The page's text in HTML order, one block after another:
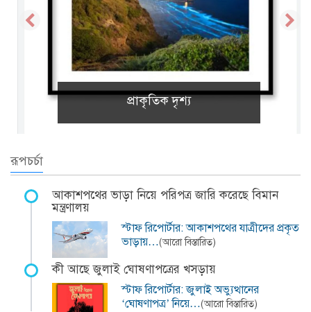
প্রাকৃতিক দৃশ্য
রূপচর্চা
আকাশপথের ভাড়া নিয়ে পরিপত্র জারি করেছে বিমান
মন্ত্রণালয়
স্টাফ রিপোর্টার: আকাশপথের যাত্রীদের প্রকৃত
ভাড়ায়…(আরো বিস্তারিত)
কী আছে জুলাই ঘোষণাপত্রের খসড়ায়
স্টাফ রিপোর্টার: জুলাই অভ্যুত্থানের
‘ঘোষণাপত্র’ নিয়ে…(আরো বিস্তারিত)